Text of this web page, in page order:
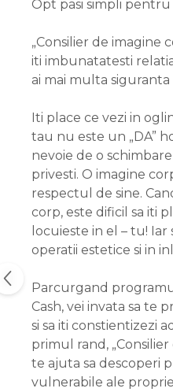
Opt pasi simpli
„Consilier de imagine
iti imbunatatesti
ai mai multa siguranta
Iti place ce vezi in
tau nu este un „DA”
nevoie de o
privesti. O imagine
respectul de sine.
corp, este dificil sa iti
locuieste in el – tu!
operatii estetice si in
Parcurgand
Cash, vei invata sa te
si sa iti constientizezi
primul rand,
te ajuta sa descoperi
vulnerabile ale